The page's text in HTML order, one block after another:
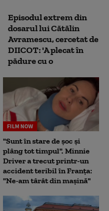
Episodul extrem din
dosarul lui Cătălin
Avramescu, cercetat de
DIICOT: 'A plecat în
pădure cu o
FILM NOW
"Sunt în stare de șoc și
plâng tot timpul". Minnie
Driver a trecut printr-un
accident teribil în Franța:
"Ne-am târât din mașină"